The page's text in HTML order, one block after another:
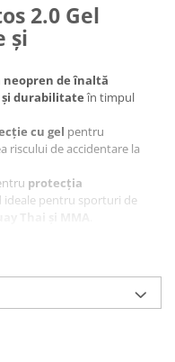
2.0 Gel
și
neopren de înaltă
durabilitateîn timpul
cu gel pentru
riscului de accidentare la
protecția
ideale pentru sporturi de